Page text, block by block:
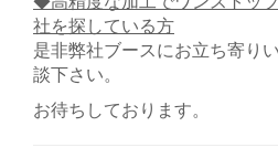
社を探している方
是非弊社ブースにお立ち寄り
談下さい。
お待ちしております。